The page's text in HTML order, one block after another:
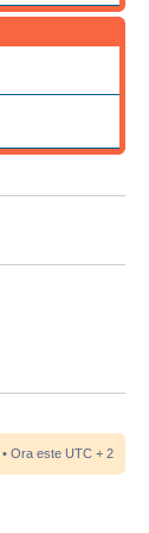
• Ora este UTC + 2